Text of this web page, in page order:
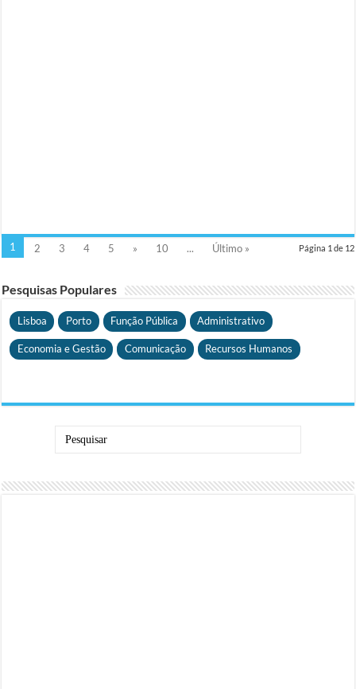
Página 1 de 12
1 2 3 4 5 » 10 ... Último »
Pesquisas Populares
Lisboa Porto Função Pública Administrativo
Economia e Gestão Comunicação Recursos Humanos